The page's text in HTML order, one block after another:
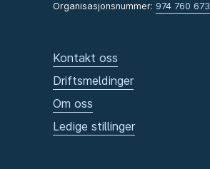
Organisasjonsnummer: 974 760 673
Kontakt oss
Driftsmeldinger
Om oss
Ledige stillinger